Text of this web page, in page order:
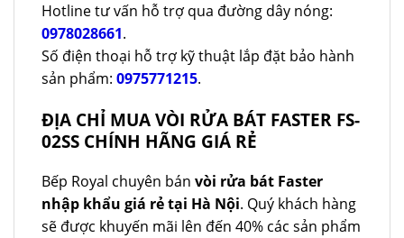
Hotline tư vấn hỗ trợ qua đường dây nóng:
0978028661.
Số điện thoại hỗ trợ kỹ thuật lắp đặt bảo hành
sản phẩm: 0975771215.
ĐỊA CHỈ MUA VÒI RỬA BÁT FASTER FS-
02SS CHÍNH HÃNG GIÁ RẺ
Bếp Royal chuyên bán vòi rửa bát Faster
nhập khẩu giá rẻ tại Hà Nội. Quý khách hàng
sẽ được khuyến mãi lên đến 40% các sản phẩm